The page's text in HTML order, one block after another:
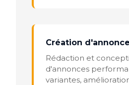
Création
Rédaction et
d'annonces
variantes,